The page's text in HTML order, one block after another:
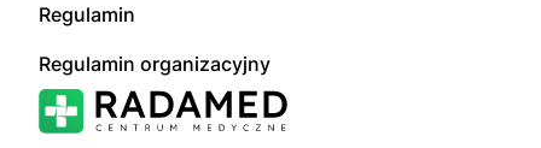
Regulamin
Regulamin organizacyjny